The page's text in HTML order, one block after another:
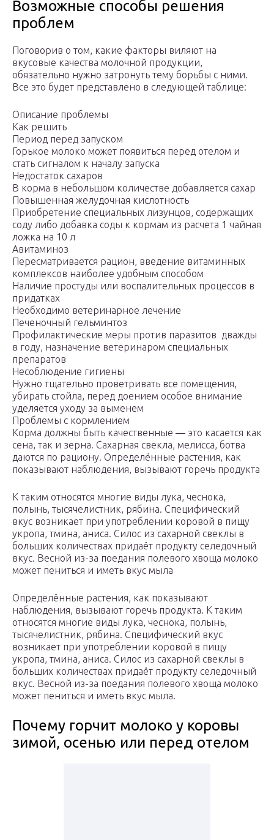
Возможные способы решения
проблем
Поговорив о том, какие факторы виляют на
вкусовые качества молочной продукции,
обязательно нужно затронуть тему борьбы с ними.
Все это будет представлено в следующей таблице:
Описание проблемы
Как решить
Период перед запуском
Горькое молоко может появиться перед отелом и
стать сигналом к началу запуска
Недостаток сахаров
В корма в небольшом количестве добавляется сахар
Повышенная желудочная кислотность
Приобретение специальных лизунцов, содержащих
соду либо добавка соды к кормам из расчета 1 чайная
ложка на 10 л
Авитаминоз
Пересматривается рацион, введение витаминных
комплексов наиболее удобным способом
Наличие простуды или воспалительных процессов в
придатках
Необходимо ветеринарное лечение
Печеночный гельминтоз
Профилактические меры против паразитов дважды
в году, назначение ветеринаром специальных
препаратов
Несоблюдение гигиены
Нужно тщательно проветривать все помещения,
убирать стойла, перед доением особое внимание
уделяется уходу за выменем
Проблемы с кормлением
Корма должны быть качественные — это касается как
сена, так и зерна. Сахарная свекла, мелисса, ботва
даются по рациону. Определённые растения, как
показывают наблюдения, вызывают горечь продукта
К таким относятся многие виды лука, чеснока,
полынь, тысячелистник, рябина. Специфический
вкус возникает при употреблении коровой в пищу
укропа, тмина, аниса. Силос из сахарной свеклы в
больших количествах придаёт продукту селедочный
вкус. Весной из-за поедания полевого хвоща молоко
может пениться и иметь вкус мыла
Определённые растения, как показывают
наблюдения, вызывают горечь продукта. К таким
относятся многие виды лука, чеснока, полынь,
тысячелистник, рябина. Специфический вкус
возникает при употреблении коровой в пищу
укропа, тмина, аниса. Силос из сахарной свеклы в
больших количествах придаёт продукту селедочный
вкус. Весной из-за поедания полевого хвоща молоко
может пениться и иметь вкус мыла.
Почему горчит молоко у коровы
зимой, осенью или перед отелом